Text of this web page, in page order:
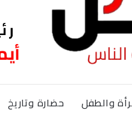
والطفل حضارة وتاريخ